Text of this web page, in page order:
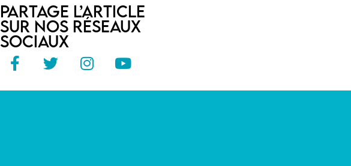
PARTAGE L’ARTICLE
SUR NOS RÉSEAUX
SOCIAUX